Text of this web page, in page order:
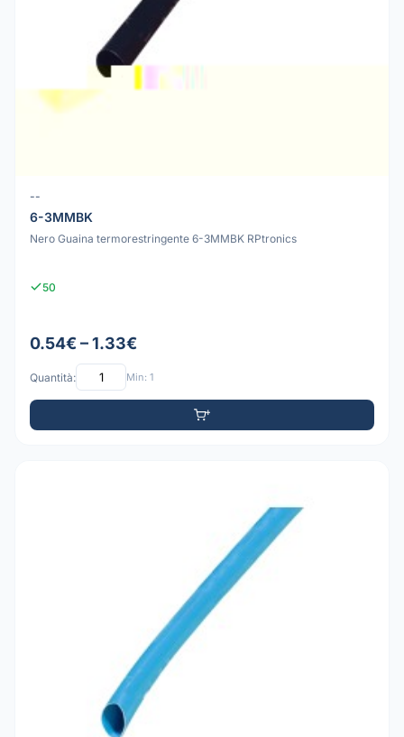
--
6-3MMBK
Nero Guaina termorestringente 6-3MMBK RPtronics
50
0.54€ – 1.33€
Quantità: Min: 1